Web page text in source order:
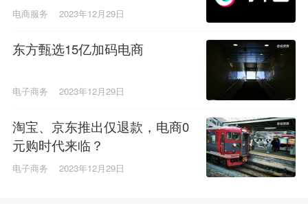
电商服务 2023年12月29日
东方甄选15亿加码电商
电子商务 2023年12月29日
淘宝、京东推出仅退款，电商0
元购时代来临？
电子商务 2023年12月29日